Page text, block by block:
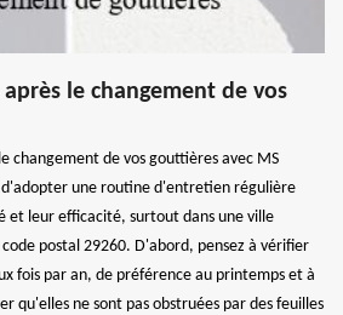
le changement de vos
changement de vos gouttières avec MS
une routine d'entretien régulière
et leur efficacité, surtout dans une ville
postal 29260. D'abord, pensez à vérifier
fois par an, de préférence au printemps et à
qu'elles ne sont pas obstruées par des feuilles